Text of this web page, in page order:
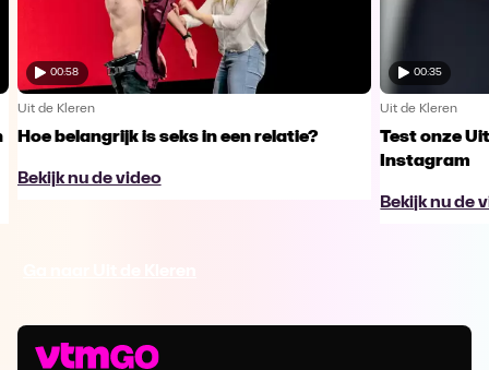
00:58
Uit de Kleren
Hoe belangrijk is seks in een relatie?
Bekijk nu de video
00:35
Uit de Kleren
Test onze
Instagram
Bekijk nu de